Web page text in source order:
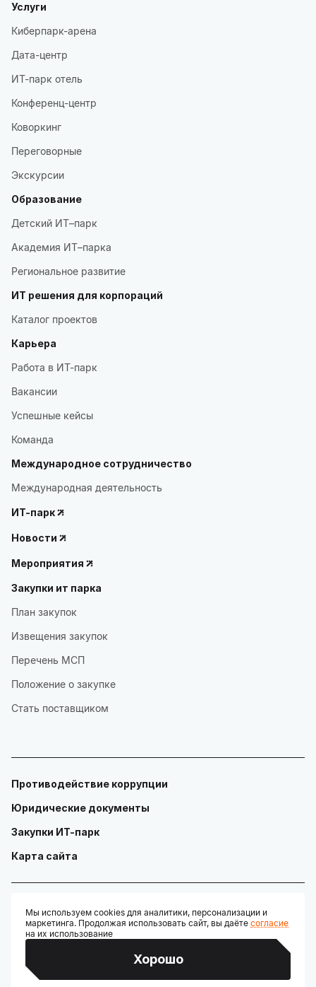
Услуги
Киберпарк-арена
Дата-центр
ИТ-парк отель
Конференц-центр
Коворкинг
Переговорные
Экскурсии
Образование
Детский ИТ–парк
Академия ИТ–парка
Региональное развитие
ИТ решения для корпораций
Каталог проектов
Карьера
Работа в ИТ-парк
Вакансии
Успешные кейсы
Команда
Международное сотрудничество
Международная деятельность
ИТ-парк
Новости
Мероприятия
Закупки ит парка
План закупок
Извещения закупок
Перечень МСП
Положение о закупке
Стать поставщиком
Противодействие коррупции
Юридические документы
Закупки ИТ-парк
Карта сайта
© ГАУ "Технопарк в сфере высоких технологий «ИТ-парк»"
Разработано:
Credits: Google Fonts, Material Symbols
Мы используем cookies для аналитики, персонализации и
маркетинга. Продолжая использовать сайт, вы даёте согласие
на их использование
Хорошо